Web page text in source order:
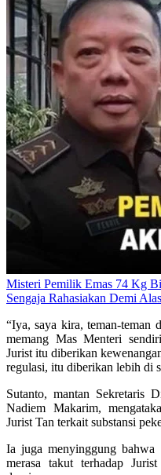
Misteri Pemilik Emas 74 Kg
Sengaja Rahasiakan Demi
“Iya, saya kira, teman-teman
memang Mas Menteri
Jurist itu diberikan
regulasi, itu diberikan lebih di
Sutanto, mantan Sekretaris
Nadiem Makarim,
Jurist Tan terkait substansi
Ia juga menyinggung bahwa
merasa takut terhadap